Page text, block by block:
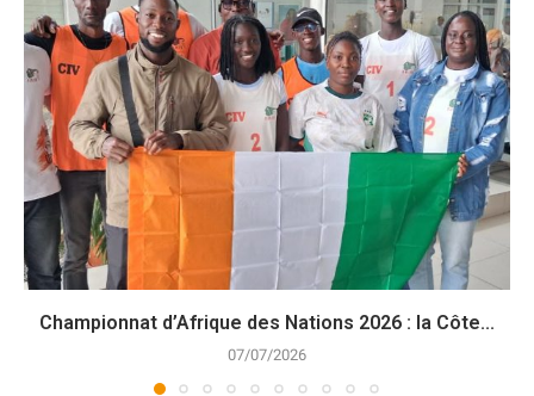
Championnat d’Afrique des Nations 2026 : la Côte...
07/07/2026